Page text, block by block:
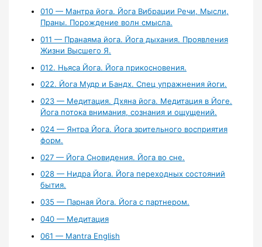
010 — Мантра йога. Йога Вибрации Речи, Мысли,
Праны. Порождение волн смысла.
011 — Пранаяма йога. Йога дыхания. Проявления
Жизни Высшего Я.
012. Ньяса Йога. Йога прикосновения.
022. Йога Мудр и Бандх. Спец упражнения йоги.
023 — Медитация. Дхяна йога. Медитация в Йоге.
Йога потока внимания, сознания и ощущений.
024 — Янтра Йога. Йога зрительного восприятия
форм.
027 — Йога Сновидения. Йога во сне.
028 — Нидра Йога. Йога переходных состояний
бытия.
035 — Парная Йога. Йога с партнером.
040 — Медитация
061 — Mantra English